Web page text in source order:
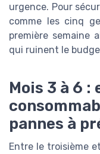
urgence. Pour
comme les cinq
première semaine
qui ruinent le
Mois 3 à 6
pannes à
Entre le troisième